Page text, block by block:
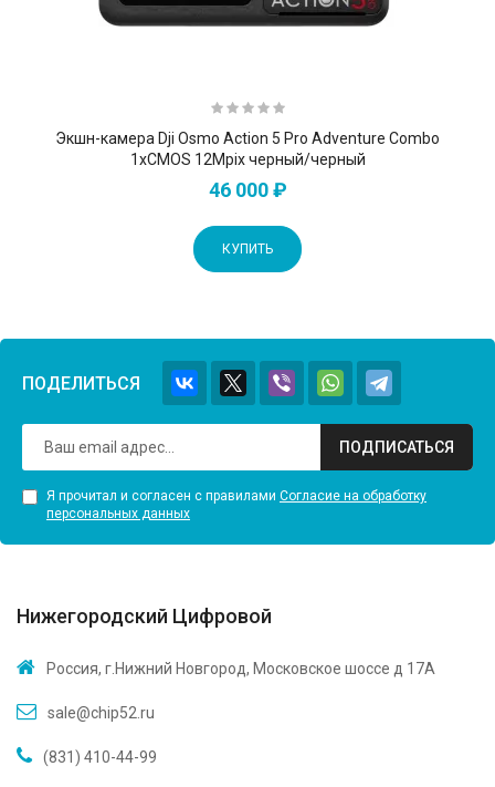
Экшн-камера Dji Osmo Action 5 Pro Adventure Combo
1xCMOS 12Mpix черный/черный
46 000 ₽
КУПИТЬ
ПОДЕЛИТЬСЯ
ПОДПИСАТЬСЯ
Я прочитал и согласен с правилами Согласие на обработку
персональных данных
Нижегородский Цифровой
Россия, г.Нижний Новгород, Московское шоссе д 17А
sale@chip52.ru
(831) 410-44-99